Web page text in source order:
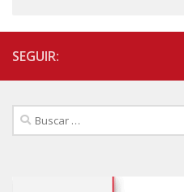
SEGUIR:
Buscar: